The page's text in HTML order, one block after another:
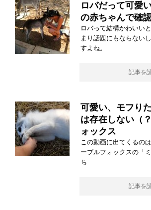
ロバだって可愛
の赤ちゃんで確
ロバって結構かわいい
まり話題にもならない
すよね。
記事を
可愛い、モフり
は存在しない（
ォックス
この動画に出てくるの
ーブルフォックスの「
ち
記事を